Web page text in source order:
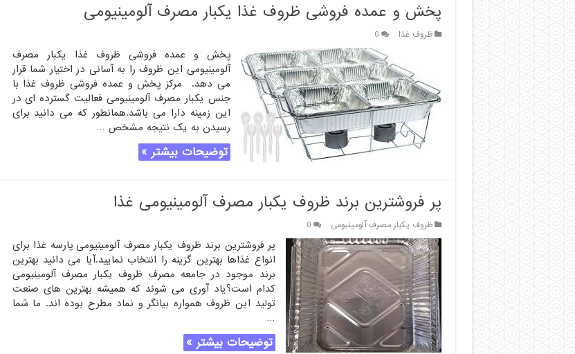
پخش و عمده فروشی ظروف غذا یکبار مصرف آلومینیومی
ظروف غذا 0
پخش و عمده فروشی ظروف غذا یکبار مصرف
آلومینیومی این ظروف را به آسانی در اختیار شما قرار
می دهد. مرکز پخش و عمده فروشی ظروف غذا با
جنس یکبار مصرف آلومینیومی فعالیت گسترده ای در
این زمینه دارا می باشد.همانطور که می دانید برای
رسیدن به یک نتیجه مشخص …
توضیحات بیشتر »
پر فروشترین برند ظروف یکبار مصرف آلومینیومی غذا
ظروف یکبار مصرف آلومینیومی 0
پر فروشترین برند ظروف یکبار مصرف آلومینیومی پارسه غذا برای
انواع غذاها بهترین گزینه را انتخاب نمایید.آیا می دانید بهترین
برند موجود در جامعه مصرف ظروف یکبار مصرف آلومینیومی
کدام است؟یاد آوری می شوند که همیشه بهترین های صنعت
تولید این ظروف همواره بیانگر و نماد مطرح بوده اند. ما شما
…
توضیحات بیشتر »